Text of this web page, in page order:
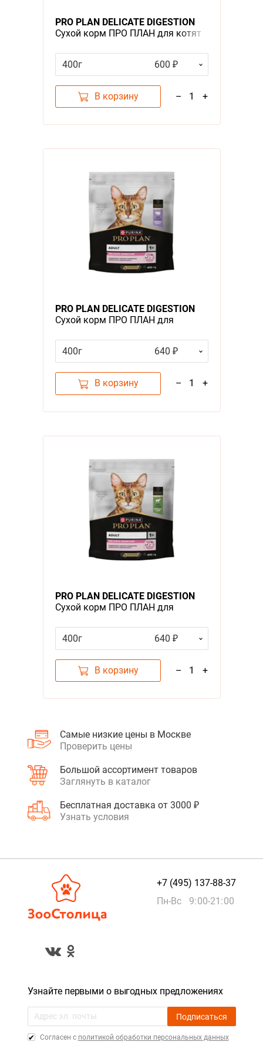
PRO PLAN DELICATE DIGESTION
Сухой корм ПРО ПЛАН для котят
с индейкой
400г 600 ₽
В корзину – 1 +
PRO PLAN DELICATE DIGESTION
Сухой корм ПРО ПЛАН для
чувствительном пищеварении с
индейкой
400г 640 ₽
В корзину – 1 +
PRO PLAN DELICATE DIGESTION
Сухой корм ПРО ПЛАН для
чувствительном пищеварении с
ягненком
400г 640 ₽
В корзину – 1 +
Самые низкие цены в Москве
Проверить цены
Большой ассортимент товаров
Заглянуть в каталог
Бесплатная доставка от 3000 ₽
Узнать условия
+7 (495) 137-88-37
Пн-Вс 9:00-21:00
Узнайте первыми о выгодных предложениях
Подписаться
Cогласен с политикой обработки персональных данных